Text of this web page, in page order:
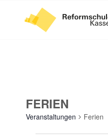
FERIEN
Veranstaltungen Ferien